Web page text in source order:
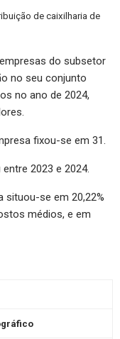
de caixilharia de
do subsetor
no seu conjunto
no ano de 2024,
fixou-se em 31.
2023 e 2024.
situou-se em 20,22%
médios, e em